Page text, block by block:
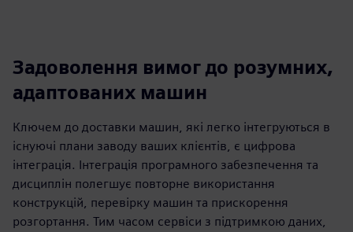
Задоволення вимог до розумних,
адаптованих машин
Ключем до доставки машин, які легко інтегруються в
існуючі плани заводу ваших клієнтів, є цифрова
інтеграція. Інтеграція програмного забезпечення та
дисциплін полегшує повторне використання
конструкцій, перевірку машин та прискорення
розгортання. Тим часом сервіси з підтримкою даних,